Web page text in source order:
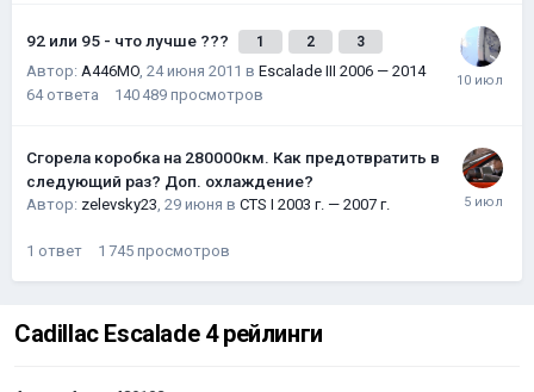
92 или 95 - что лучше ??? 1 2 3
Автор: A446MO, 24 июня 2011 в Escalade III 2006 — 2014
64 ответа 140 489 просмотров
Сгорела коробка на 280000км. Как предотвратить в
следующий раз? Доп. охлаждение?
Автор: zelevsky23, 29 июня в CTS I 2003 г. — 2007 г.
1 ответ 1 745 просмотров
Cadillac Escalade 4 рейлинги